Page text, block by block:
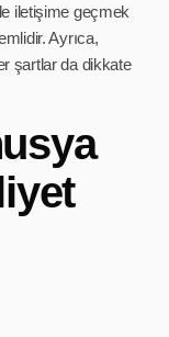
iletişime geçmek
Ayrıca,
şartlar da dikkate